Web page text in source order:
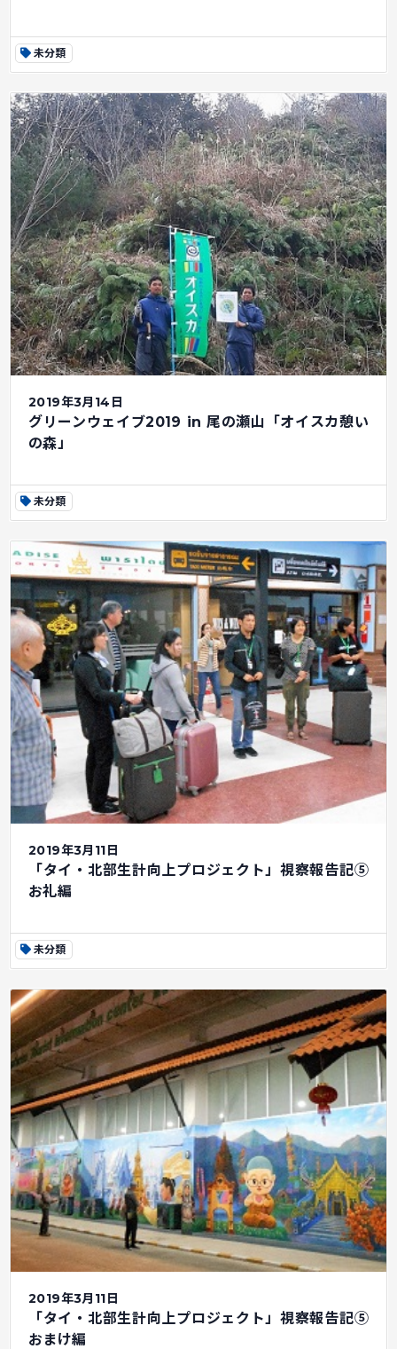
未分類
2019年3月14日
グリーンウェイブ2019 in 尾の瀬山「オイスカ憩い
の森」
未分類
2019年3月11日
「タイ・北部生計向上プロジェクト」視察報告記⑤
お礼編
未分類
2019年3月11日
「タイ・北部生計向上プロジェクト」視察報告記⑤
おまけ編